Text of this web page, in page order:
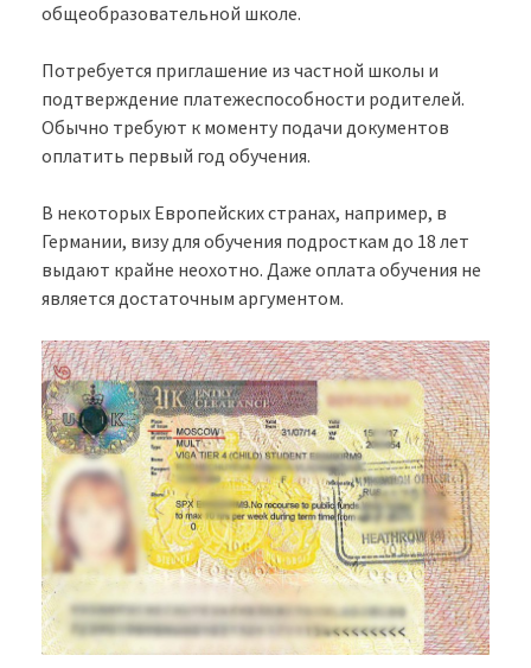
общеобразовательной школе.
Потребуется приглашение из частной школы и
подтверждение платежеспособности родителей.
Обычно требуют к моменту подачи документов
оплатить первый год обучения.
В некоторых Европейских странах, например, в
Германии, визу для обучения подросткам до 18 лет
выдают крайне неохотно. Даже оплата обучения не
является достаточным аргументом.